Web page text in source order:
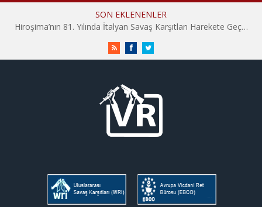
SON EKLENENLER
Hiroşima’nın 81. Yılında İtalyan Savaş Karşıtları Harekete Geçti: “Hatırlamak yeterli değil”
RSS FacebookTwitter